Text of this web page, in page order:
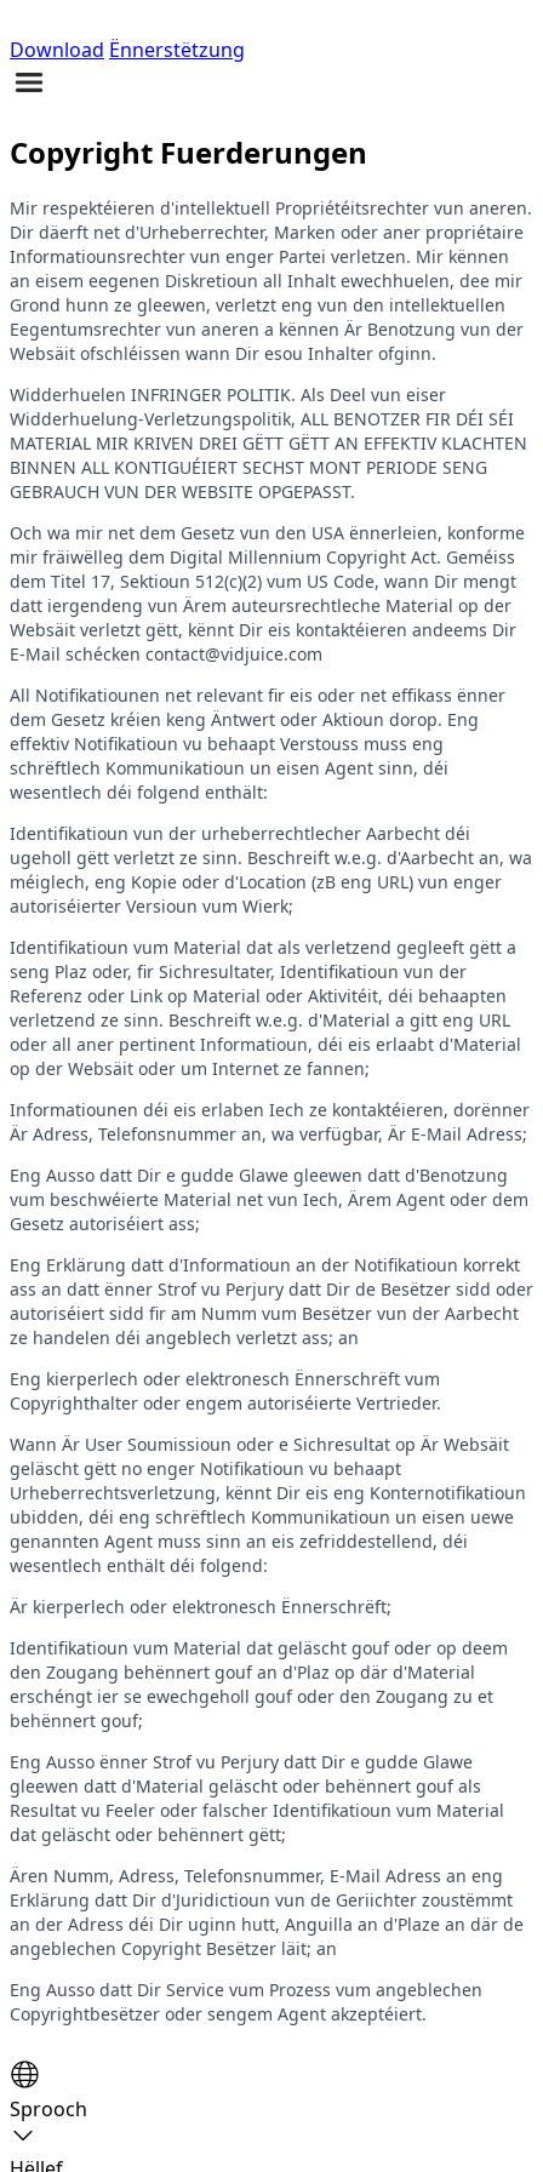
Download Ënnerstëtzung
Copyright Fuerderungen
Mir respektéieren d'intellektuell Propriétéitsrechter vun aneren.
Dir däerft net d'Urheberrechter, Marken oder aner propriétaire
Informatiounsrechter vun enger Partei verletzen. Mir kënnen
an eisem eegenen Diskretioun all Inhalt ewechhuelen, dee mir
Grond hunn ze gleewen, verletzt eng vun den intellektuellen
Eegentumsrechter vun aneren a kënnen Är Benotzung vun der
Websäit ofschléissen wann Dir esou Inhalter ofginn.
Widderhuelen INFRINGER POLITIK. Als Deel vun eiser
Widderhuelung-Verletzungspolitik, ALL BENOTZER FIR DÉI SÉI
MATERIAL MIR KRIVEN DREI GËTT GËTT AN EFFEKTIV KLACHTEN
BINNEN ALL KONTIGUÉIERT SECHST MONT PERIODE SENG
GEBRAUCH VUN DER WEBSITE OPGEPASST.
Och wa mir net dem Gesetz vun den USA ënnerleien, konforme
mir fräiwëlleg dem Digital Millennium Copyright Act. Geméiss
dem Titel 17, Sektioun 512(c)(2) vum US Code, wann Dir mengt
datt iergendeng vun Ärem auteursrechtleche Material op der
Websäit verletzt gëtt, kënnt Dir eis kontaktéieren andeems Dir
E-Mail schécken contact@vidjuice.com
All Notifikatiounen net relevant fir eis oder net effikass ënner
dem Gesetz kréien keng Äntwert oder Aktioun dorop. Eng
effektiv Notifikatioun vu behaapt Verstouss muss eng
schrëftlech Kommunikatioun un eisen Agent sinn, déi
wesentlech déi folgend enthält:
Identifikatioun vun der urheberrechtlecher Aarbecht déi
ugeholl gëtt verletzt ze sinn. Beschreift w.e.g. d'Aarbecht an, wa
méiglech, eng Kopie oder d'Location (zB eng URL) vun enger
autoriséierter Versioun vum Wierk;
Identifikatioun vum Material dat als verletzend gegleeft gëtt a
seng Plaz oder, fir Sichresultater, Identifikatioun vun der
Referenz oder Link op Material oder Aktivitéit, déi behaapten
verletzend ze sinn. Beschreift w.e.g. d'Material a gitt eng URL
oder all aner pertinent Informatioun, déi eis erlaabt d'Material
op der Websäit oder um Internet ze fannen;
Informatiounen déi eis erlaben Iech ze kontaktéieren, dorënner
Är Adress, Telefonsnummer an, wa verfügbar, Är E-Mail Adress;
Eng Ausso datt Dir e gudde Glawe gleewen datt d'Benotzung
vum beschwéierte Material net vun Iech, Ärem Agent oder dem
Gesetz autoriséiert ass;
Eng Erklärung datt d'Informatioun an der Notifikatioun korrekt
ass an datt ënner Strof vu Perjury datt Dir de Besëtzer sidd oder
autoriséiert sidd fir am Numm vum Besëtzer vun der Aarbecht
ze handelen déi angeblech verletzt ass; an
Eng kierperlech oder elektronesch Ënnerschrëft vum
Copyrighthalter oder engem autoriséierte Vertrieder.
Wann Är User Soumissioun oder e Sichresultat op Är Websäit
geläscht gëtt no enger Notifikatioun vu behaapt
Urheberrechtsverletzung, kënnt Dir eis eng Konternotifikatioun
ubidden, déi eng schrëftlech Kommunikatioun un eisen uewe
genannten Agent muss sinn an eis zefriddestellend, déi
wesentlech enthält déi folgend:
Är kierperlech oder elektronesch Ënnerschrëft;
Identifikatioun vum Material dat geläscht gouf oder op deem
den Zougang behënnert gouf an d'Plaz op där d'Material
erschéngt ier se ewechgeholl gouf oder den Zougang zu et
behënnert gouf;
Eng Ausso ënner Strof vu Perjury datt Dir e gudde Glawe
gleewen datt d'Material geläscht oder behënnert gouf als
Resultat vu Feeler oder falscher Identifikatioun vum Material
dat geläscht oder behënnert gëtt;
Ären Numm, Adress, Telefonsnummer, E-Mail Adress an eng
Erklärung datt Dir d'Juridictioun vun de Geriichter zoustëmmt
an der Adress déi Dir uginn hutt, Anguilla an d'Plaze an där de
angeblechen Copyright Besëtzer läit; an
Eng Ausso datt Dir Service vum Prozess vum angeblechen
Copyrightbesëtzer oder sengem Agent akzeptéiert.
Sprooch